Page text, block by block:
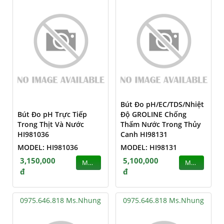
Bút Đo pH Trực Tiếp
Trong Thịt Và Nước
HI981036
MODEL: HI981036
3,150,000
đ
MUA
Bút Đo pH/EC/TDS/Nhiệt
Độ GROLINE Chống
Thấm Nước Trong Thủy
Canh HI98131
MODEL: HI98131
5,100,000
đ
MUA
0975.646.818 Ms.Nhung 0975.646.818 Ms.Nhung